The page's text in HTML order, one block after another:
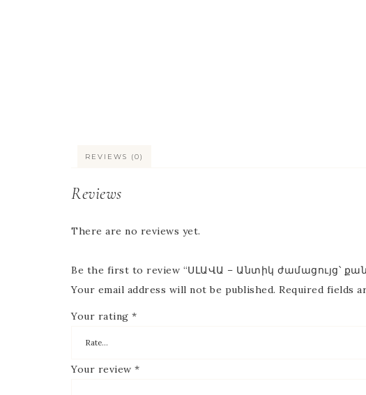
REVIEWS (0)
Reviews
There are no reviews yet.
Be the first to review “ՍԼԱՎԱ – Անտիկ ժամացույց՝
Your email address will not be published. Required fields
Your rating *
Your review *